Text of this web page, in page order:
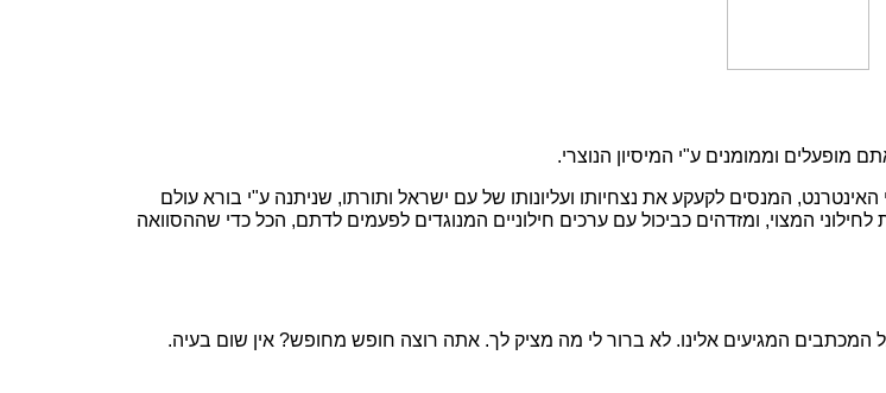
וממומנים ע"י המיסיון הנוצרי.
המנסים לקעקע את נצחיותו ועליונותו של עם ישראל ותורתו, שניתנה ע"י בורא עולם
לחילוני המצוי, ומזדהים כביכול עם ערכים חילוניים המנוגדים לפעמים לדתם, הכל כדי שההסוואה
המכתבים המגיעים אלינו. לא ברור לי מה מציק לך. אתה רוצה חופש מחופש? אין שום בעיה.